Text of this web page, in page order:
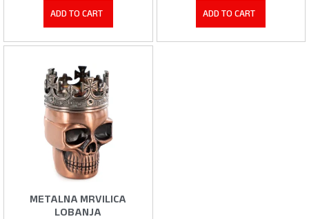
ADD TO CART ADD TO CART
METALNA MRVILICA
LOBANJA